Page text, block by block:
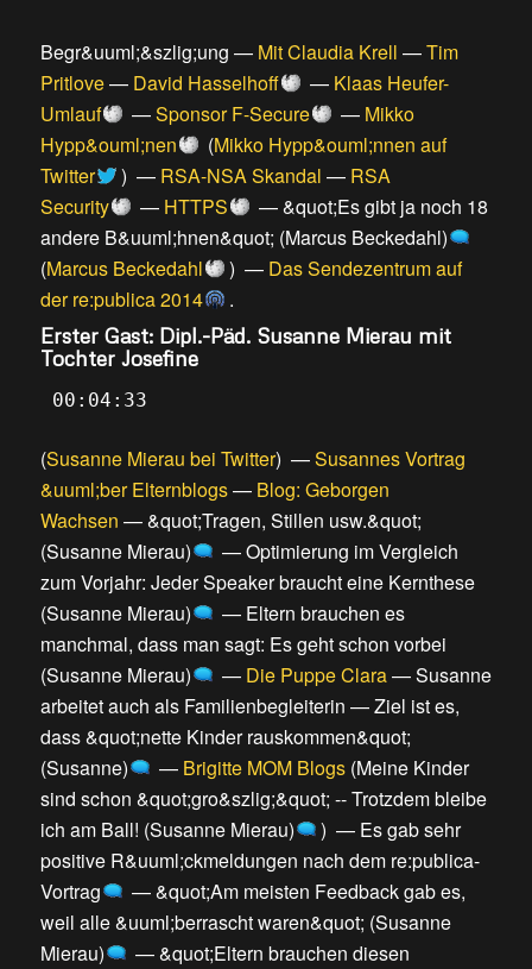
Begr&uuml;&szlig;ung — Mit Claudia Krell —Tim
Pritlove— David Hasselhoff — Klaas Heufer-
Umlauf
—Sponsor F-Secure — Mikko
Hypp&ouml;nen
(Mikko Hypp&ouml;nnen auf
Twitter
) — RSA-NSA Skandal — RSA
Security
— HTTPS —&quot;Es gibt ja noch 18
andere B&uuml;hnen&quot; (Marcus Beckedahl)
(Marcus Beckedahl ) — Das Sendezentrum auf
der re:publica 2014
.
Erster Gast: Dipl.-Päd. Susanne Mierau mit
Tochter Josefine
00:04:33
(Susanne Mierau bei Twitter) —Susannes Vortrag
&uuml;ber Elternblogs— Blog: Geborgen
Wachsen —&quot;Tragen, Stillen usw.&quot;
(Susanne Mierau)
—Optimierung im Vergleich
zum Vorjahr: Jeder Speaker braucht eine Kernthese
(Susanne Mierau)
— Eltern brauchen es
manchmal, dass man sagt: Es geht schon vorbei
(Susanne Mierau)
— Die Puppe Clara—Susanne
arbeitet auch als Familienbegleiterin —Ziel ist es,
dass &quot;nette Kinder rauskommen&quot;
(Susanne)
— Brigitte MOM Blogs(Meine Kinder
sind schon &quot;gro&szlig;&quot; -- Trotzdem bleibe
ich am Ball! (Susanne Mierau)
) — Es gab sehr
positive R&uuml;ckmeldungen nach dem re:publica-
Vortrag
—&quot;Am meisten Feedback gab es,
weil alle &uuml;berrascht waren&quot; (Susanne
Mierau)
—&quot;Eltern brauchen diesen